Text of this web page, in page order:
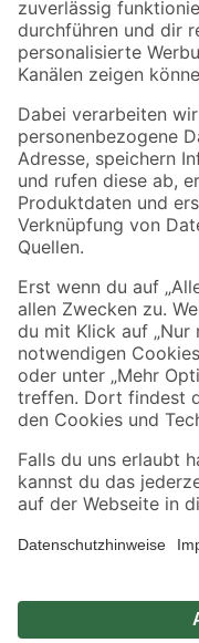
Zur Newsletter
Folge uns
Zahlungsarten
Sicher einkaufen
Jetzt die toom-App
Alle Preisangaben in EUR inkl.
Umständen nicht in allen Märkten
Produkte nur solange der Vorrat
*Paketversand ab 59 €
Privatsphäre